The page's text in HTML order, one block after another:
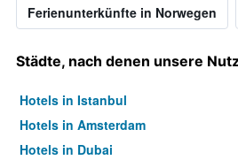
Ferienunterkünfte in Norwegen
Städte, nach denen unsere
Hotels in Istanbul
Hotels in Amsterdam
Hotels in Dubai